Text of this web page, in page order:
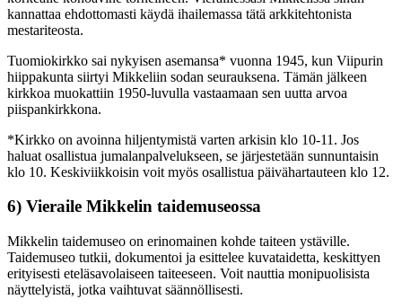
kannattaa ehdottomasti käydä ihailemassa tätä arkkitehtonista
mestariteosta.
Tuomiokirkko sai nykyisen asemansa* vuonna 1945, kun Viipurin
hiippakunta siirtyi Mikkeliin sodan seurauksena. Tämän jälkeen
kirkkoa muokattiin 1950-luvulla vastaamaan sen uutta arvoa
piispankirkkona.
*Kirkko on avoinna hiljentymistä varten arkisin klo 10-11. Jos
haluat osallistua jumalanpalvelukseen, se järjestetään sunnuntaisin
klo 10. Keskiviikkoisin voit myös osallistua päivähartauteen klo 12.
6) Vieraile Mikkelin taidemuseossa
Mikkelin taidemuseo on erinomainen kohde taiteen ystäville.
Taidemuseo tutkii, dokumentoi ja esittelee kuvataidetta, keskittyen
erityisesti eteläsavolaiseen taiteeseen. Voit nauttia monipuolisista
näyttelyistä, jotka vaihtuvat säännöllisesti.